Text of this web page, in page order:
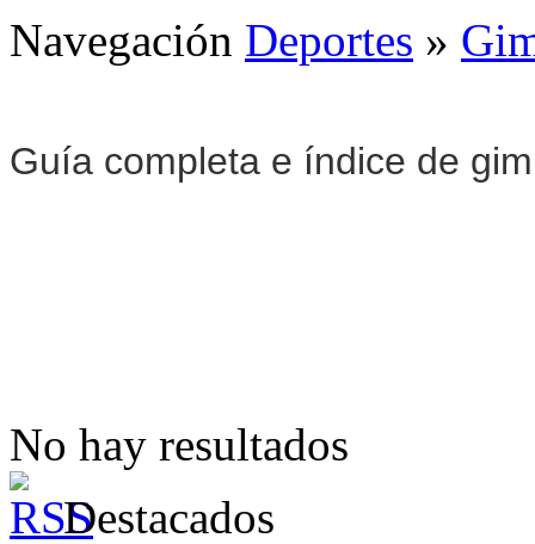
Navegación Deportes »
Guía completa e índice de
No hay resultados
Destacados